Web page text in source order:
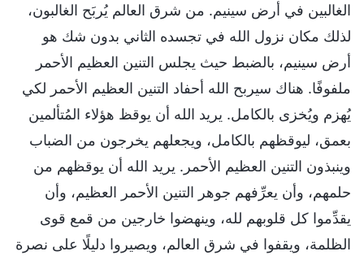
الغالبين في أرض سينيم. من شرق العالم يُربَح الغالبون،
لذلك مكان نزول الله في تجسده الثاني بدون شك هو
أرض سينيم، بالضبط حيث يجلس التنين العظيم الأحمر
ملفوفًا. هناك سيربح الله أحفاد التنين العظيم الأحمر لكي
يُهزم ويُخزى بالكامل. يريد الله أن يوقظ هؤلاء المُتألمين
بعمق، ليوقظهم بالكامل، ويجعلهم يخرجون من الضباب
وينبذون التنين العظيم الأحمر. يريد الله أن يوقظهم من
حلمهم، وأن يعرِّفهم جوهر التنين الأحمر العظيم، وأن
يقدِّموا كل قلوبهم لله، وينهضوا خارجين من قمع قوى
الظلمة، ويقفوا في شرق العالم، ويصيروا دليلًا على نصرة